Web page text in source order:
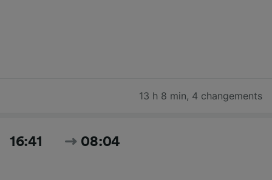
13 h 8 min, 4 changements
16:41 08:04